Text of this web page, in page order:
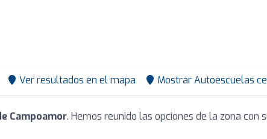
Ver resultados en el mapa Mostrar Autoescuelas
Campoamor. Hemos reunido las opciones de la zona